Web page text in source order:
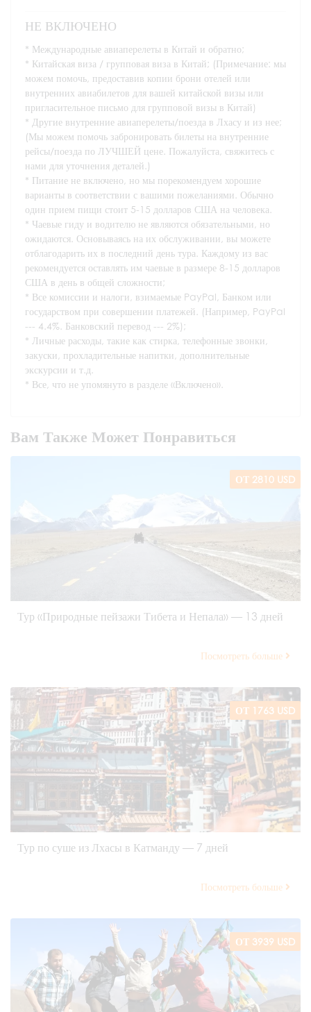
НЕ ВКЛЮЧЕНО
Международные авиаперелеты в Китай и обратно;
Китайская виза / групповая виза в Китай; (Примечание: мы
можем помочь, предоставив копии брони отелей или
внутренних авиабилетов для вашей китайской визы или
пригласительное письмо для групповой визы в Китай)
Другие внутренние авиаперелеты/поезда в Лхасу и из нее;
(Мы можем помочь забронировать билеты на внутренние
рейсы/поезда по ЛУЧШЕЙ цене. Пожалуйста, свяжитесь с
нами для уточнения деталей.)
Питание не включено, но мы порекомендуем хорошие
варианты в соответствии с вашими пожеланиями. Обычно
один прием пищи стоит 5-15 долларов США на человека.
Чаевые гиду и водителю не являются обязательными, но
ожидаются. Основываясь на их обслуживании, вы можете
отблагодарить их в последний день тура. Каждому из вас
рекомендуется оставлять им чаевые в размере 8-15 долларов
США в день в общей сложности;
Все комиссии и налоги, взимаемые PayPal, Банком или
государством при совершении платежей. (Например, PayPal
--- 4.4%. Банковский перевод --- 2%);
Личные расходы, такие как стирка, телефонные звонки,
закуски, прохладительные напитки, дополнительные
экскурсии и т.д.
Все, что не упомянуто в разделе «Включено».
Вам Также Может Понравиться
ОТ 2810 USD
Тур «Природные пейзажи Тибета и Непала» — 13 дней
Посмотреть больше
ОТ 1763 USD
Тур по суше из Лхасы в Катманду — 7 дней
Посмотреть больше
ОТ 3939 USD